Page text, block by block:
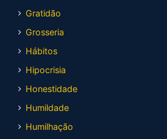
Gratidão
Grosseria
Hábitos
Hipocrisia
Honestidade
Humildade
Humilhação